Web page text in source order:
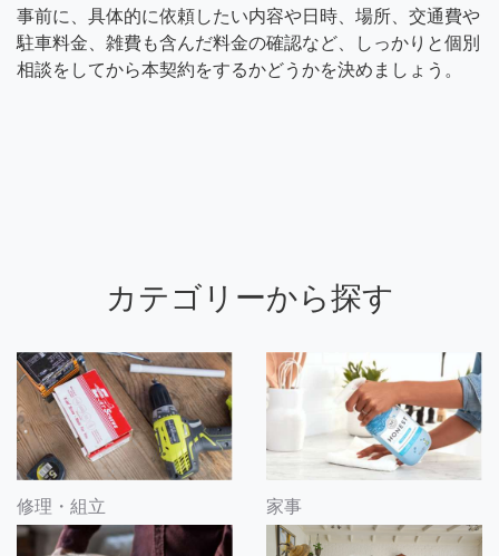
事前に、具体的に依頼したい内容や日時、場所、交通費や
駐車料金、雑費も含んだ料金の確認など、しっかりと個別
相談をしてから本契約をするかどうかを決めましょう。
カテゴリーから探す
修理・組立 家事